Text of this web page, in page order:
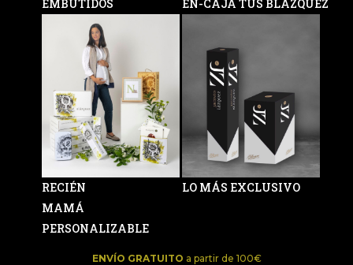
EMBUTIDOS EN-CAJA TUS BLAZQUEZ
RECIÉN
MAMÁ
PERSONALIZABLE
LO MÁS EXCLUSIVO
ENVÍO GRATUITO a partir de 100€